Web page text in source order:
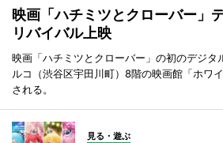
映画「ハチミツとクローバー」
リバイバル上映
映画「ハチミツとクローバー」の初のデジタ
ルコ（渋谷区宇田川町）8階の映画館「ホワ
される。
見る・遊ぶ